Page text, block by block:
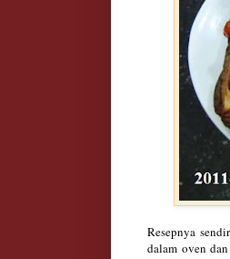
Resepnya
dalam oven